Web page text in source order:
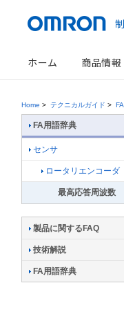
ホーム 商品情報
Home > テクニカルガイド >
FA用語辞典
センサ
ロータリエンコーダ
最高応答周波数
製品に関するFAQ
技術解説
FA用語辞典